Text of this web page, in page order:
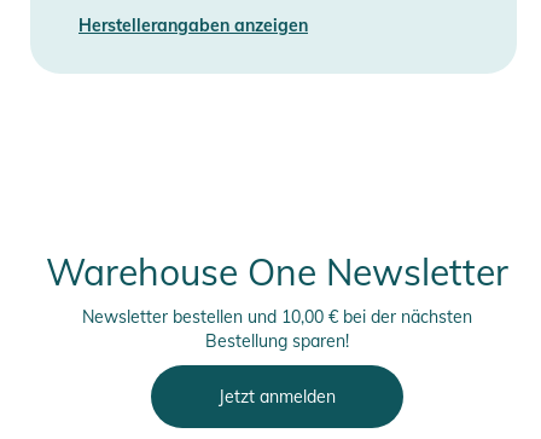
Herstellerangaben anzeigen
Warehouse One Newsletter
Newsletter bestellen und 10,00 € bei der nächsten
Bestellung sparen!
Jetzt anmelden